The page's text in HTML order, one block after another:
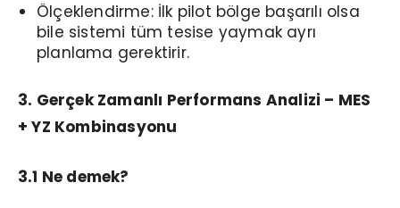
Ölçeklendirme: İlk pilot bölge başarılı olsa
bile sistemi tüm tesise yaymak ayrı
planlama gerektirir.
3. Gerçek Zamanlı Performans Analizi – MES
+ YZ Kombinasyonu
3.1 Ne demek?